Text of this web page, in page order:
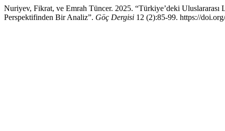
Nuriyev, Fikrat, ve Emrah Tüncer. 2025. “Türkiye’deki
Perspektifinden Bir Analiz”. Göç Dergisi 12 (2):85-99. https://